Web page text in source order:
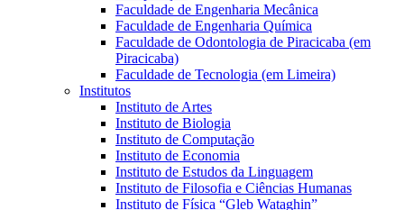
Faculdade de Engenharia Mecânica
Faculdade de Engenharia Química
Faculdade de Odontologia de Piracicaba (em
Piracicaba)
Faculdade de Tecnologia (em Limeira)
Institutos
Instituto de Artes
Instituto de Biologia
Instituto de Computação
Instituto de Economia
Instituto de Estudos da Linguagem
Instituto de Filosofia e Ciências Humanas
Instituto de Física “Gleb Wataghin”